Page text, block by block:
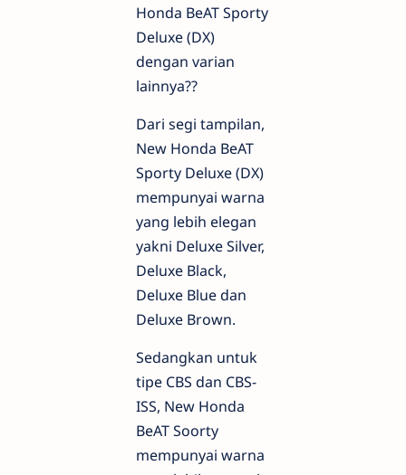
Honda BeAT Sporty
Deluxe (DX)
dengan varian
lainnya??
Dari segi tampilan,
New Honda BeAT
Sporty Deluxe (DX)
mempunyai warna
yang lebih elegan
yakni Deluxe Silver,
Deluxe Black,
Deluxe Blue dan
Deluxe Brown.
Sedangkan untuk
tipe CBS dan CBS-
ISS, New Honda
BeAT Soorty
mempunyai warna